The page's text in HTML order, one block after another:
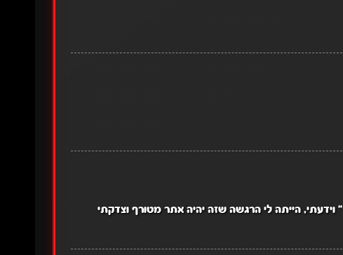
הייתה לי הרגשה שזה יהיה אתר מטורף וצדקתי